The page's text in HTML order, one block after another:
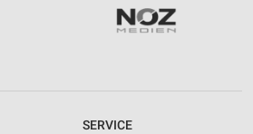
SERVICE